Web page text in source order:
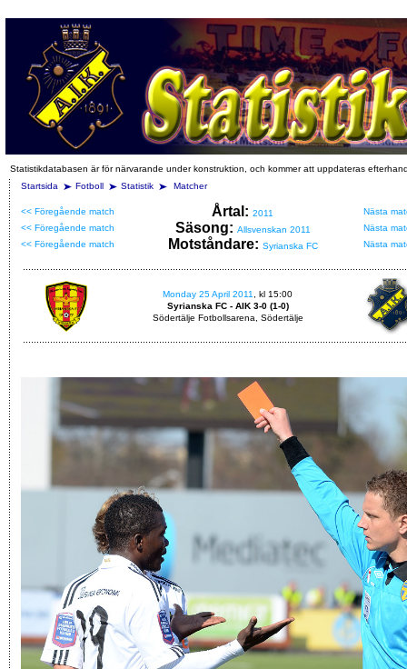
Statistikdatabasen är för närvarande under konstruktion, och kommer att uppdateras
Startsida
Fotboll Statistik Matcher
<< Föregående match Årtal: 2011
Nästa
<< Föregående match
Säsong: Allsvenskan 2011
Nästa
<< Föregående match
Motståndare: Syrianska FC Nästa
Monday 25 April 2011
, kl 15:00
Syrianska FC - AIK 3-0 (1-0)
Södertälje Fotbollsarena, Södertälje